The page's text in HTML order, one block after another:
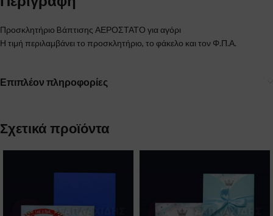
Προσκλητήριο Bάπτισης ΑΕΡΟΣΤΑΤΟ για αγόρι
Η τιμή περιλαμβάνει το προσκλητήριο, το φάκελο και τον Φ.Π.Α.
Επιπλέον πληροφορίες
Σχετικά προϊόντα